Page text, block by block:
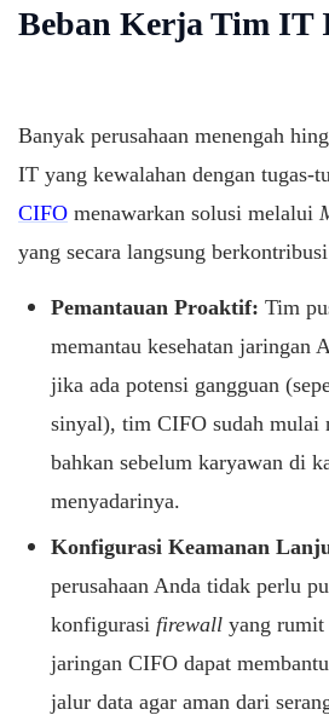
Beban Kerja Tim IT
Banyak perusahaan menengah
IT yang kewalahan dengan tugas-
CIFO menawarkan solusi melalui
yang secara langsung
Pemantauan Proaktif: Tim
memantau kesehatan jaringan
jika ada potensi gangguan
sinyal), tim CIFO sudah mulai
bahkan sebelum karyawan di
menyadarinya.
Konfigurasi Keamanan
perusahaan Anda tidak perlu
konfigurasi firewall yang
jaringan CIFO dapat
jalur data agar aman dari